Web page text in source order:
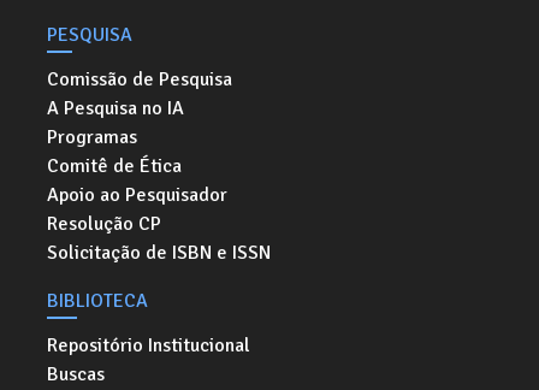
PESQUISA
Comissão de Pesquisa
A Pesquisa no IA
Programas
Comitê de Ética
Apoio ao Pesquisador
Resolução CP
Solicitação de ISBN e ISSN
BIBLIOTECA
Repositório Institucional
Buscas